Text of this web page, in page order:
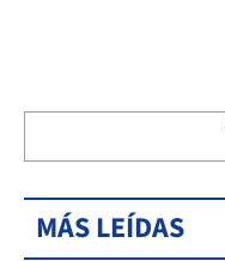
MÁS LEÍDAS